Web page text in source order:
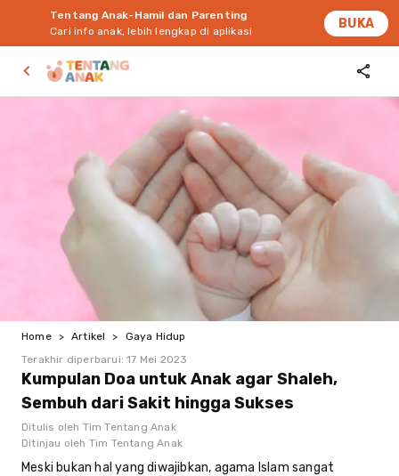
Tentang Anak-Hamil dan Parenting
Cari info anak, lebih lengkap di aplikasi
BUKA
Home > Artikel >
Gaya Hidup
Terakhir diperbarui:17 Mei 2023
Kumpulan Doa untuk Anak agar Shaleh,
Sembuh dari Sakit hingga Sukses
Ditulis oleh Tim Tentang Anak
Ditinjau oleh Tim Tentang Anak
Meski bukan hal yang diwajibkan, agama Islam sangat